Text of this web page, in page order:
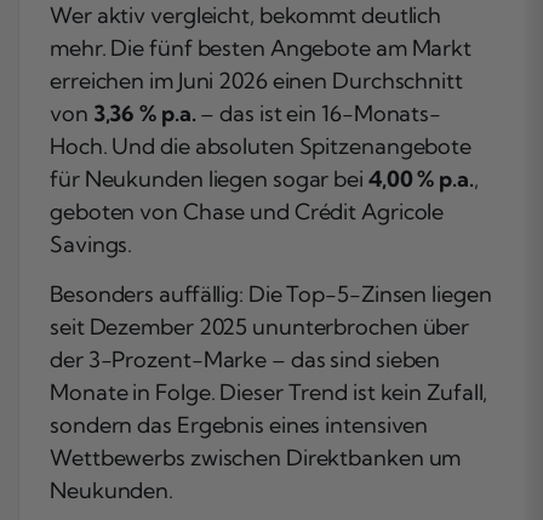
Wer aktiv vergleicht, bekommt deutlich
mehr. Die fünf besten Angebote am Markt
erreichen im Juni 2026 einen Durchschnitt
von 3,36 % p.a. – das ist ein 16-Monats-
Hoch. Und die absoluten Spitzenangebote
für Neukunden liegen sogar bei 4,00 % p.a.,
geboten von Chase und Crédit Agricole
Savings.
Besonders auffällig: Die Top-5-Zinsen liegen
seit Dezember 2025 ununterbrochen über
der 3-Prozent-Marke – das sind sieben
Monate in Folge. Dieser Trend ist kein Zufall,
sondern das Ergebnis eines intensiven
Wettbewerbs zwischen Direktbanken um
Neukunden.